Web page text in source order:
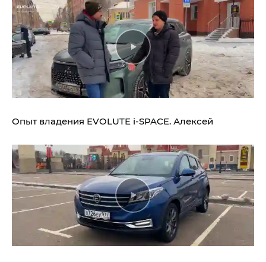
Опыт владения EVOLUTE i‑SPACE. Алексей